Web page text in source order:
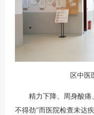
区中医
精力下降、周身酸
不得劲”而医院检查未达